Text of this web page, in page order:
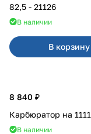
82,5 - 21126
В наличии
В корзину
8 840 ₽
Карбюратор на 1111
В наличии